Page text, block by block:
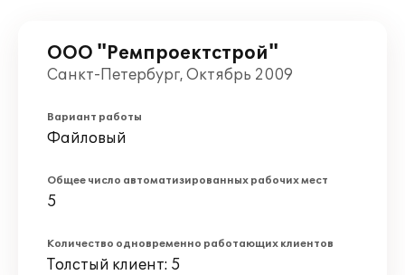
ООО "Ремпроектстрой"
Санкт-Петербург, Октябрь 2009
Вариант работы
Файловый
Общее число автоматизированных рабочих мест
5
Количество одновременно работающих клиентов
Толстый клиент: 5